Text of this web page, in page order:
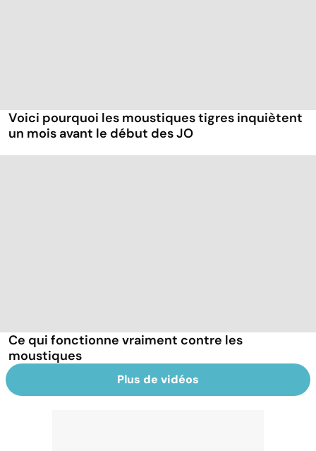
Voici pourquoi les moustiques tigres inquiètent
un mois avant le début des JO
Ce qui fonctionne vraiment contre les
moustiques
Plus de vidéos